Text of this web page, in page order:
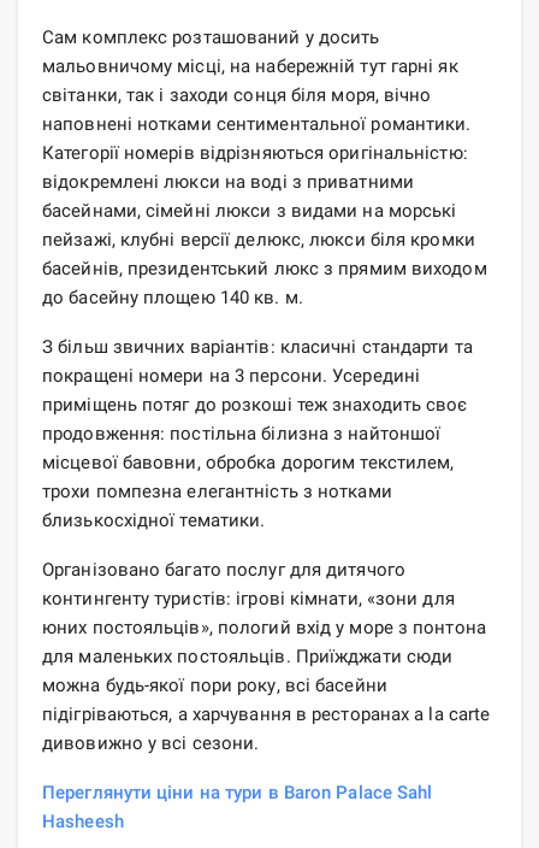
Сам комплекс розташований у досить
мальовничому місці, на набережній тут гарні як
світанки, так і заходи сонця біля моря, вічно
наповнені нотками сентиментальної романтики.
Категорії номерів відрізняються оригінальністю:
відокремлені люкси на воді з приватними
басейнами, сімейні люкси з видами на морські
пейзажі, клубні версії делюкс, люкси біля кромки
басейнів, президентський люкс з прямим виходом
до басейну площею 140 кв. м.
З більш звичних варіантів: класичні стандарти та
покращені номери на 3 персони. Усередині
приміщень потяг до розкоші теж знаходить своє
продовження: постільна білизна з найтоншої
місцевої бавовни, обробка дорогим текстилем,
трохи помпезна елегантність з нотками
близькосхідної тематики.
Організовано багато послуг для дитячого
контингенту туристів: ігрові кімнати, «зони для
юних постояльців», пологий вхід у море з понтона
для маленьких постояльців. Приїжджати сюди
можна будь-якої пори року, всі басейни
підігріваються, а харчування в ресторанах a la carte
дивовижно у всі сезони.
Переглянути ціни на тури в Baron Palace Sahl
Hasheesh